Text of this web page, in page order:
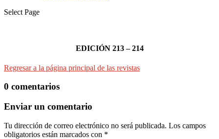
Select Page
EDICIÓN 213 – 214
Regresar a la página principal de las revistas
0 comentarios
Enviar un comentario
Tu dirección de correo electrónico no será publicada. Los campos
obligatorios están marcados con *